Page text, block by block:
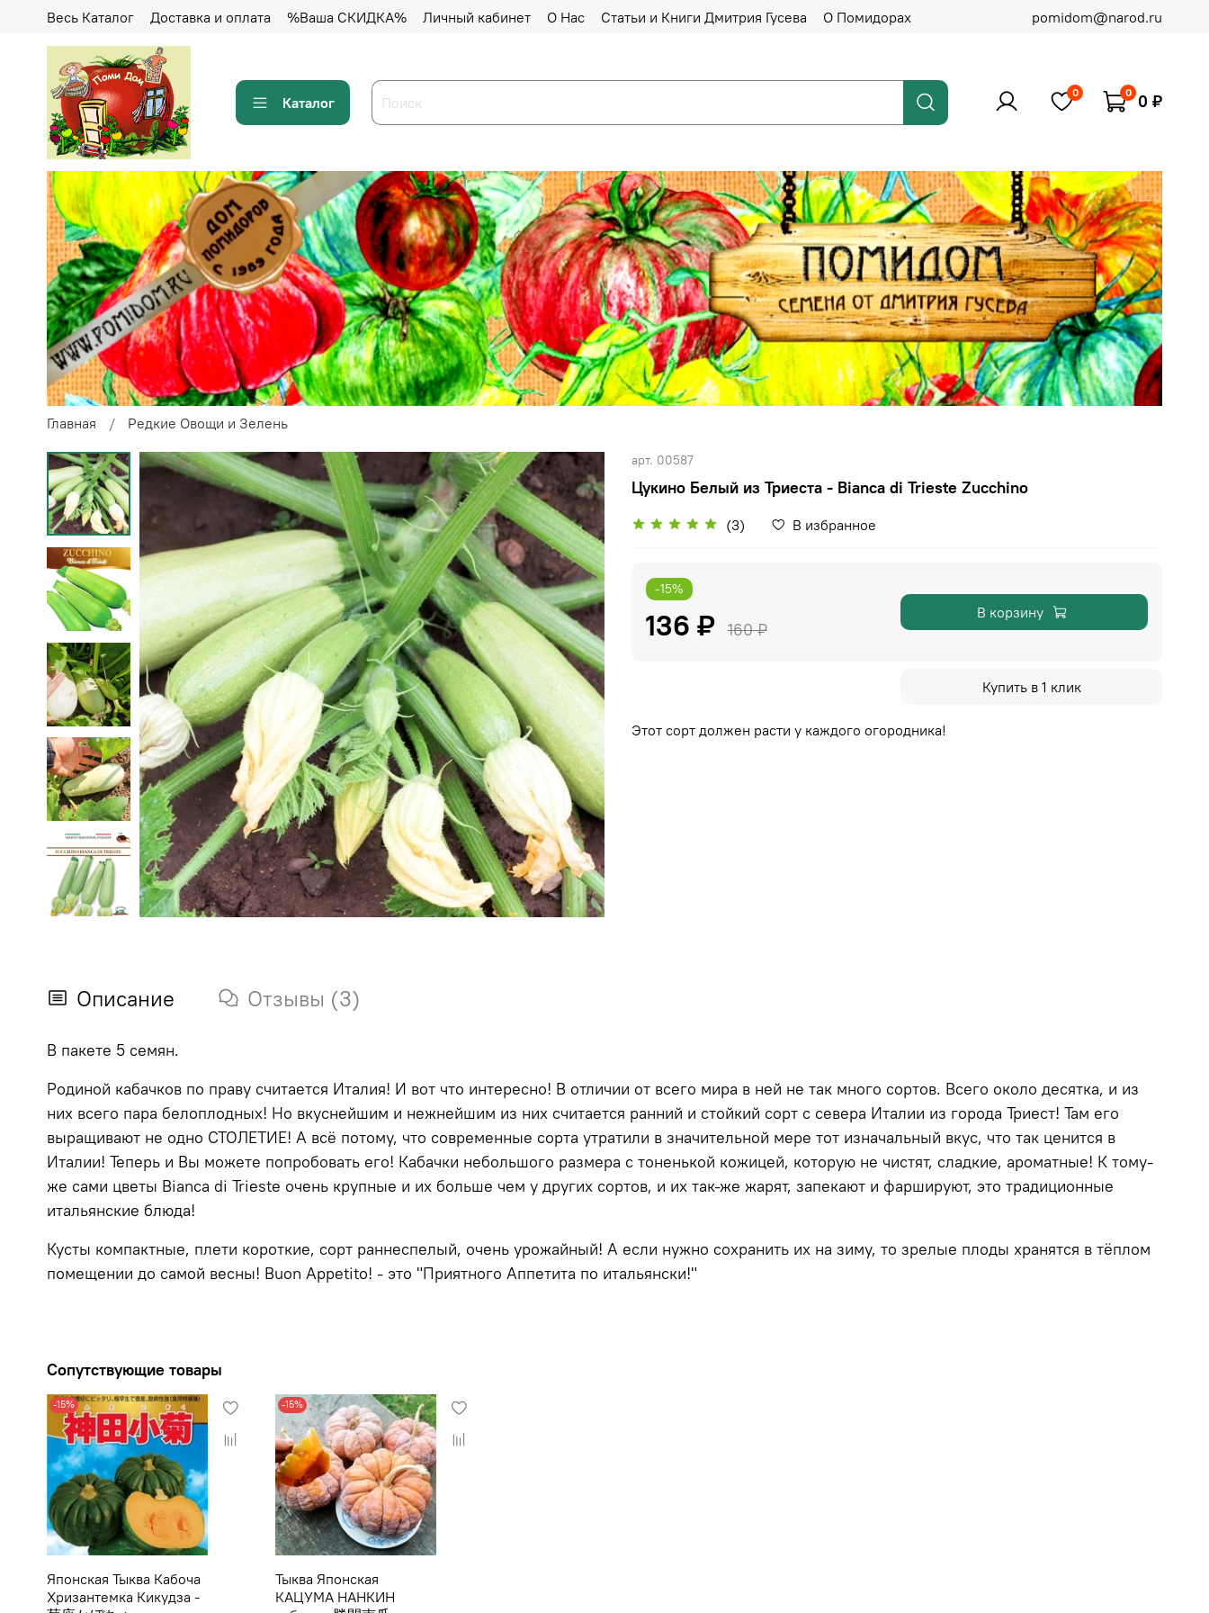
Весь Каталог Доставка и оплата %Ваша СКИДКА% Личный кабинет О Нас Статьи и Книги Дмитрия Гусева О Помидорах pomidom@narod.ru
Каталог
0 0 0 ₽
Главная Редкие Овощи и Зелень
арт. 00587
Цукино Белый из Триеста - Bianca di Trieste Zucchino
(3) В избранное
-15%
136 ₽ 160 ₽
В корзину
Купить в 1 клик
Этот сорт должен расти у каждого огородника!
Описание Отзывы (3)
В пакете 5 семян.
Родиной кабачков по праву считается Италия! И вот что интересно! В отличии от всего мира в ней не так много сортов. Всего около десятка, и из
них всего пара белоплодных! Но вкуснейшим и нежнейшим из них считается ранний и стойкий сорт с севера Италии из города Триест! Там его
выращивают не одно СТОЛЕТИЕ! А всё потому, что современные сорта утратили в значительной мере тот изначальный вкус, что так ценится в
Италии! Теперь и Вы можете попробовать его! Кабачки небольшого размера с тоненькой кожицей, которую не чистят, сладкие, ароматные! К тому-
же сами цветы Bianca di Trieste очень крупные и их больше чем у других сортов, и их так-же жарят, запекают и фаршируют, это традиционные
итальянские блюда!
Кусты компактные, плети короткие, сорт раннеспелый, очень урожайный! А если нужно сохранить их на зиму, то зрелые плоды хранятся в тёплом
помещении до самой весны! Buon Appetito! - это "Приятного Аппетита по итальянски!"
Сопутствующие товары
-15%
Японская Тыква Кабоча
Хризантемка Кикудза -
-15%
Тыква Японская
КАЦУМА НАНКИН